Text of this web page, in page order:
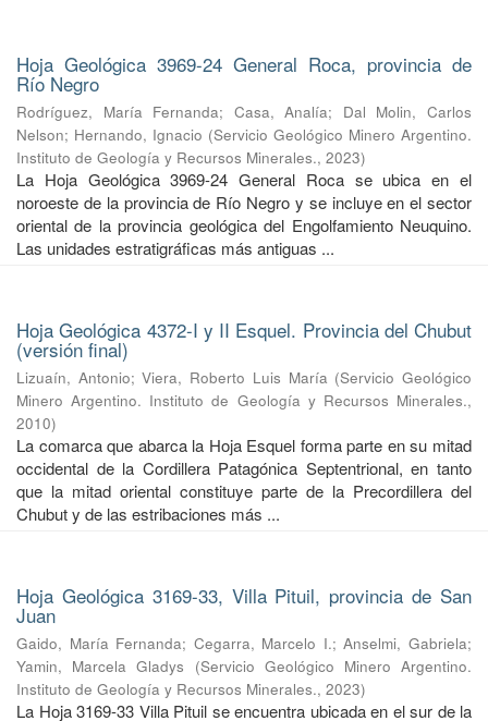
Hoja Geológica 3969-24 General Roca, provincia de
Río Negro
Rodríguez, María Fernanda; Casa, Analía; Dal Molin, Carlos
Nelson; Hernando, Ignacio (Servicio Geológico Minero Argentino.
Instituto de Geología y Recursos Minerales., 2023)
La Hoja Geológica 3969-24 General Roca se ubica en el
noroeste de la provincia de Río Negro y se incluye en el sector
oriental de la provincia geológica del Engolfamiento Neuquino.
Las unidades estratigráficas más antiguas ...
Hoja Geológica 4372-I y II Esquel. Provincia del Chubut
(versión final)
Lizuaín, Antonio;Viera, Roberto Luis María (Servicio Geológico
Minero Argentino. Instituto de Geología y Recursos Minerales.,
2010)
La comarca que abarca la Hoja Esquel forma parte en su mitad
occidental de la Cordillera Patagónica Septentrional, en tanto
que la mitad oriental constituye parte de la Precordillera del
Chubut y de las estribaciones más ...
Hoja Geológica 3169-33, Villa Pituil, provincia de San
Juan
Gaido, María Fernanda; Cegarra, Marcelo I.;Anselmi, Gabriela;
Yamin, Marcela Gladys
(Servicio Geológico Minero Argentino.
Instituto de Geología y Recursos Minerales., 2023)
La Hoja 3169-33 Villa Pituil se encuentra ubicada en el sur de la